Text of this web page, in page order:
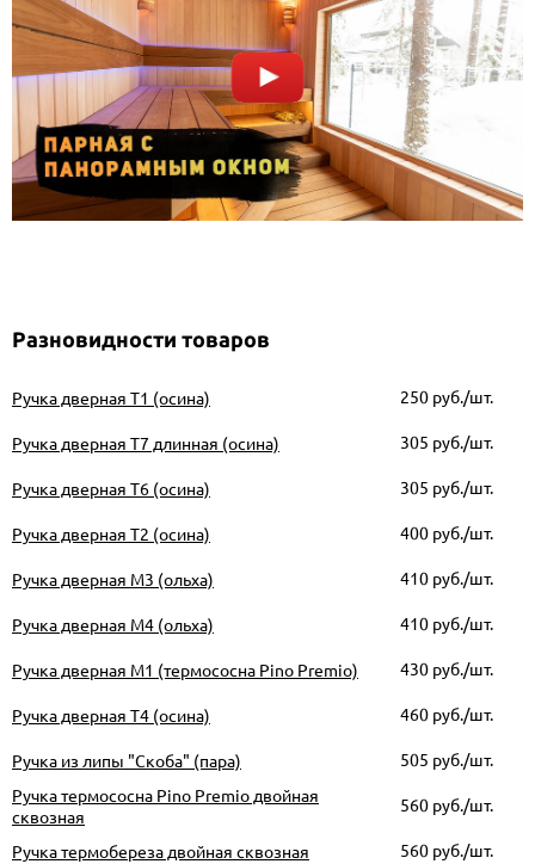
Разновидности товаров
Ручка дверная Т1 (осина) 250руб./шт.
Ручка дверная Т7 длинная (осина) 305 руб./шт.
Ручка дверная Т6 (осина) 305 руб./шт.
Ручка дверная Т2 (осина) 400руб./шт.
Ручка дверная М3 (ольха) 410руб./шт.
Ручка дверная М4 (ольха) 410руб./шт.
Ручка дверная М1 (термососна Pino Premio) 430руб./шт.
Ручка дверная Т4 (осина) 460руб./шт.
Ручка из липы "Скоба" (пара) 505 руб./шт.
Ручка термососна Pino Premio двойная
сквозная
560руб./шт.
Ручка термобереза двойная сквозная 560руб./шт.